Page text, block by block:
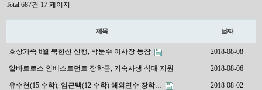
Total 687건 17 페이지
제목 날짜
호상가족 6월 북한산 산행, 박문수 이사장 동참 2018-08-08
알바트로스 인베스트먼트 장학금, 기숙사생 식대 지원 2018-08-06
유수현(15 수학), 임근택(12 수학) 해외연수 장학… 2018-08-02